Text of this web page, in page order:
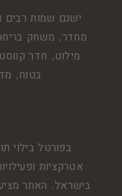
ישנם שמות רבים
מחדר, משחק
מילוט, חדר
בטוח,
בפורטל בילוי
אטרקציות
בישראל. האתר